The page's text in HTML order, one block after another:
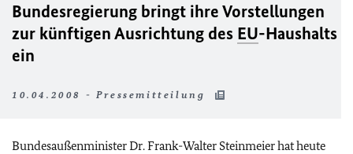
Bundesregierung bringt ihre Vorstellungen
zur künftigen Ausrichtung des EU-Haushalts
ein
10.04.2008 - Pressemitteilung
Bundesaußenminister Dr. Frank-Walter Steinmeier hat heute